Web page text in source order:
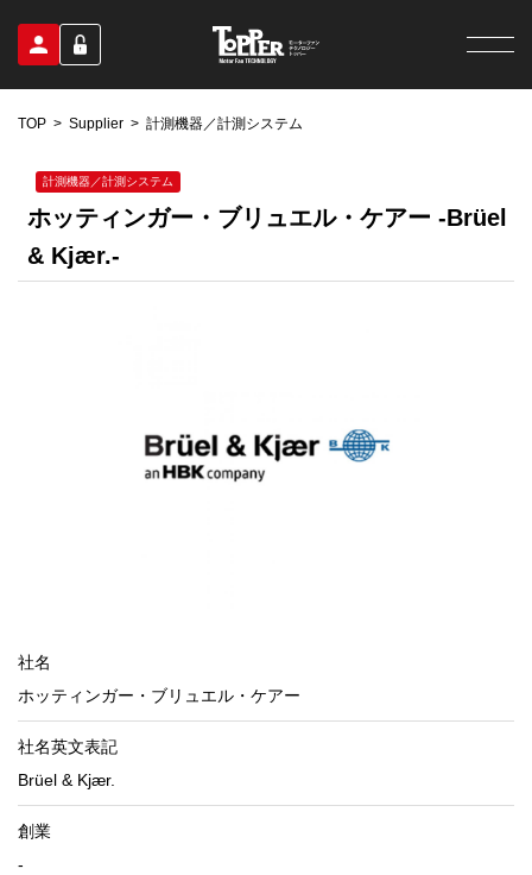
TOP Supplier 計測機器／計測システム
計測機器／計測システム
ホッティンガー・ブリュエル・ケアー -Brüel
& Kjær.-
社名
ホッティンガー・ブリュエル・ケアー
社名英文表記
Brüel & Kjær.
創業
-